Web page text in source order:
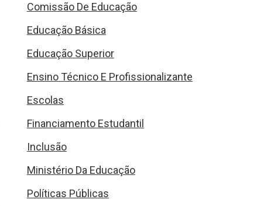
Comissão De Educação
Educação Básica
Educação Superior
Ensino Técnico E Profissionalizante
Escolas
Financiamento Estudantil
Inclusão
Ministério Da Educação
Políticas Públicas